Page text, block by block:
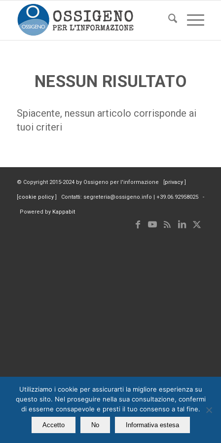
NESSUN RISULTATO
Spiacente, nessun articolo corrisponde ai
tuoi criteri
© Copyright 2015-2024 by Ossigeno per l'informazione [privacy ]
[cookie policy ] Contatti: segreteria@ossigeno.info | +39.06.92958025 -
Powered by Kappabit
Utilizziamo i cookie per assicurarti la migliore esperienza su
questo sito. Nel proseguire nella sua consultazione, confermi
di esserne consapevole e presti il tuo consenso a tal fine.
Accetto No Informativa estesa